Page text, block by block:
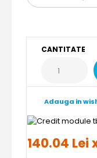
CANTITATE
Adauga in
140.04 Lei